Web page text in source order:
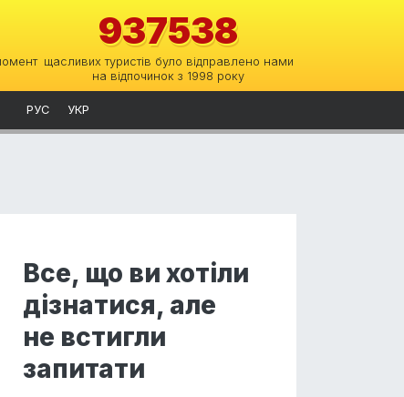
937538
щасливих туристів було відправлено нами
на відпочинок з 1998 року
РУС УКР
Все, що ви хотіли
дізнатися, але
не встигли
запитати